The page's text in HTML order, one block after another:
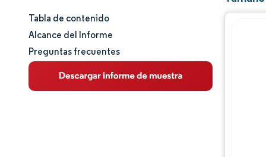
Tamaño y cuota de mercado
Análisis de mercado
Tendencias e ideas
Tabla de contenido
Alcance del Informe
Preguntas frecuentes